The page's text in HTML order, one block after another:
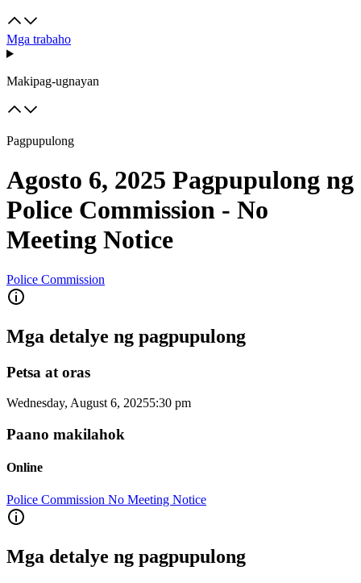
Mga trabaho
Makipag-ugnayan
Pagpupulong
Agosto 6, 2025 Pagpupulong ng
Police Commission - No
Meeting Notice
Police Commission
Mga detalye ng pagpupulong
Petsa at oras
Wednesday, August 6, 20255:30 pm
Paano makilahok
Online
Police Commission No Meeting Notice
Mga detalye ng pagpupulong